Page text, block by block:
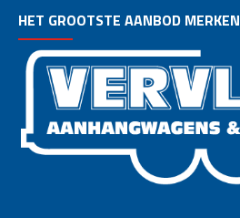
HET GROOTSTE AANBOD MERKEN